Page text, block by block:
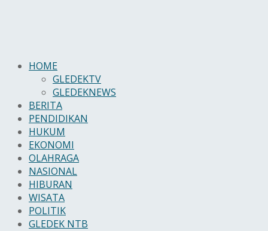
HOME
GLEDEKTV
GLEDEKNEWS
BERITA
PENDIDIKAN
HUKUM
EKONOMI
OLAHRAGA
NASIONAL
HIBURAN
WISATA
POLITIK
GLEDEK NTB